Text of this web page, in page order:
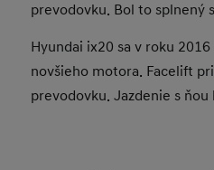
prevodovku. Bol to splnený
Hyundai ix20 sa v roku
novšieho motora. Facelift
prevodovku. Jazdenie s